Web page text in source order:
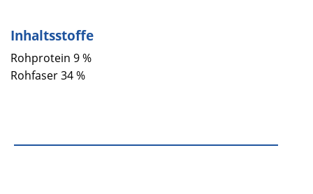
Inhaltsstoffe
Rohprotein 9 %
Rohfaser 34 %